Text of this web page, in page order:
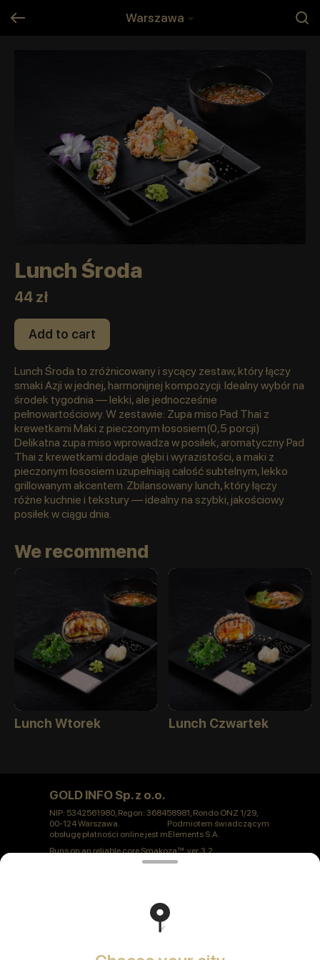
Warszawa
Lunch Środa
44 zł
Add to cart
Lunch Środa to zróżnicowany i sycący zestaw, który łączy
smaki Azji w jednej, harmonijnej kompozycji. Idealny wybór na
środek tygodnia — lekki, ale jednocześnie
pełnowartościowy. W zestawie: Zupa miso Pad Thai z
krewetkami Maki z pieczonym łososiem(0,5 porcji)
Delikatna zupa miso wprowadza w posiłek, aromatyczny Pad
Thai z krewetkami dodaje głębi i wyrazistości, a maki z
pieczonym łososiem uzupełniają całość subtelnym, lekko
grillowanym akcentem. Zbilansowany lunch, który łączy
różne kuchnie i tekstury — idealny na szybki, jakościowy
posiłek w ciągu dnia.
We recommend
Lunch Wtorek Lunch Czwartek
GOLD INFO Sp. z o.o.
NIP: 5342561980, Regon: 368458981, Rondo ONZ 1/29,
00-124 Warszawa. Podmiotem świadczącym
obsługę płatności online jest mElements S.A.
Runs on an reliable coreSmakozaver. 3.2
Polityka prywatności